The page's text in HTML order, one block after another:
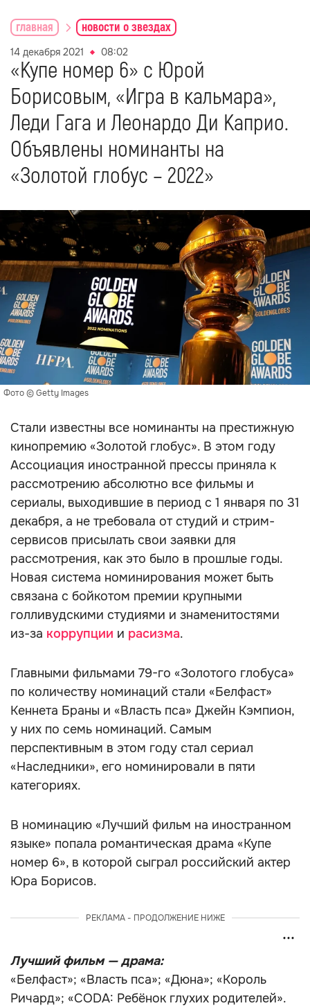
главная новости о звездах
14 декабря 2021 08:02
«Купе номер 6» с Юрой
Борисовым, «Игра в кальмара»,
Леди Гага и Леонардо Ди Каприо.
Объявлены номинанты на
«Золотой глобус – 2022»
Фото © Getty Images
Стали известны все номинанты на престижную
кинопремию «Золотой глобус». В этом году
Ассоциация иностранной прессы приняла к
рассмотрению абсолютно все фильмы и
сериалы, выходившие в период с 1 января по 31
декабря, а не требовала от студий и стрим-
сервисов присылать свои заявки для
рассмотрения, как это было в прошлые годы.
Новая система номинирования может быть
связана с бойкотом премии крупными
голливудскими студиями и знаменитостями
из-за коррупции и расизма.
Главными фильмами 79-го «Золотого глобуса»
по количеству номинаций стали «Белфаст»
Кеннета Браны и «Власть пса» Джейн Кэмпион,
у них по семь номинаций. Самым
перспективным в этом году стал сериал
«Наследники», его номинировали в пяти
категориях.
В номинацию «Лучший фильм на иностранном
языке» попала романтическая драма «Купе
номер 6», в которой сыграл российский актер
Юра Борисов.
РЕКЛАМА - ПРОДОЛЖЕНИЕ НИЖЕ
Лучший фильм — драма:
«Белфаст»; «Власть пса»; «Дюна»; «Король
Ричард»; «CODA: Ребёнок глухих родителей».